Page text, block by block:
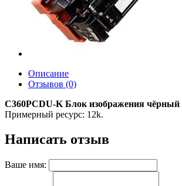
Описание
Отзывов (0)
C360PCDU-K Блок изображения чёрный
Примерный ресурс: 12k.
Написать отзыв
Ваше имя: